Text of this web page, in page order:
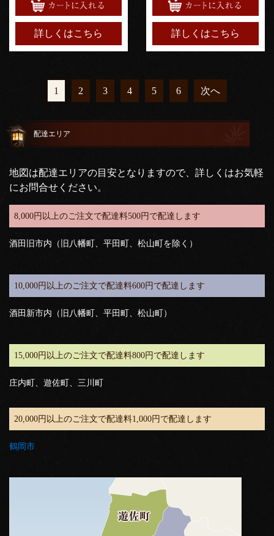
詳しくはこちら 詳しくはこちら
1 2 3 4 5 6 次へ
配達エリア
地図は配達エリアの目安となりますので、詳しくはお気軽
にお問合せください。
8,000円以上のご注文で配達料500円で配達します
酒田旧市内（旧八幡町、平田町、松山町を除く）
10,000円以上のご注文で配達料600円で配達します
酒田新市内（旧八幡町、平田町、松山町）
15,000円以上のご注文で配達料800円で配達します
庄内町、遊佐町、三川町
20,000円以上のご注文で配達料1,000円で配達します
鶴岡市